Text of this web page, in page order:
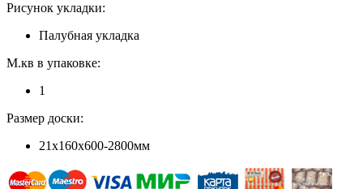
Рисунок укладки:
Палубная укладка
М.кв в упаковке:
1
Размер доски:
21x160x600-2800мм